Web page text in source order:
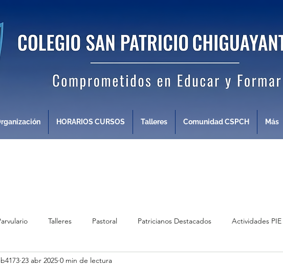
HORARIOS CURSOS Talleres Comunidad CSPCH Más
Talleres Pastoral Patricianos Destacados Actividades PIE
23 abr 2025 0 min de lectura